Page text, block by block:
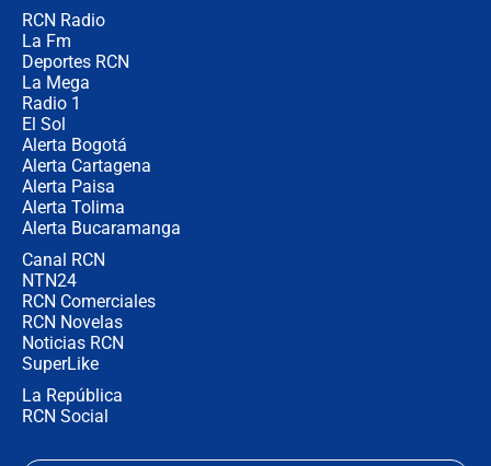
RCN Radio
La Fm
Deportes RCN
La Mega
Radio 1
El Sol
Alerta Bogotá
Alerta Cartagena
Alerta Paisa
Alerta Tolima
Alerta Bucaramanga
Canal RCN
NTN24
RCN Comerciales
RCN Novelas
Noticias RCN
SuperLike
La República
RCN Social